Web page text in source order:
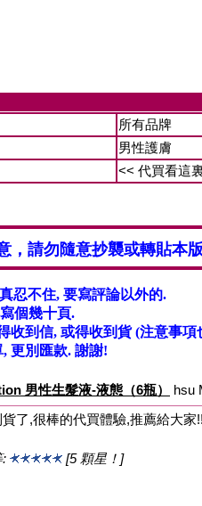
所有品牌
男性護膚
<< 代買看這
，請勿隨意抄襲或轉貼本
忍不住, 要寫評論以外的.
個幾十頁.
收到信, 或得收到貨 (注意事項
更別匯款. 謝謝!
男性生髮液-液態（6瓶） hsu
了,很棒的代買體驗,推薦給大家!!
: [5 顆星！]